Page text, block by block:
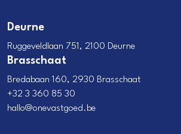
Deurne
Ruggeveldlaan 751, 2100 Deurne
Brasschaat
Bredabaan 160, 2930 Brasschaat
+32 3 360 85 30
hallo@onevastgoed.be